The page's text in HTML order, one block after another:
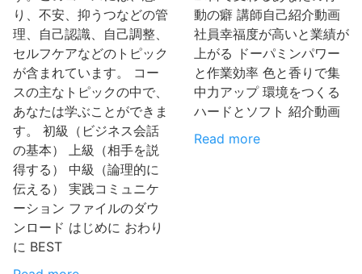
り、不安、抑うつなどの管
理、自己認識、自己調整、
セルフケアなどのトピック
が含まれています。 コー
スの主なトピックの中で、
あなたは学ぶことができま
す。 初級（ビジネス会話
の基本） 上級（相手を説
得する） 中級（論理的に
伝える） 実践コミュニケ
ーション ファイルのダウ
ンロード はじめに おわり
に BEST
動の癖 講師自己紹介動画
社員幸福度が高いと業績が
上がる ドーパミンパワー
と作業効率 色と香りで集
中力アップ 環境をつくる
ハードとソフト 紹介動画
Read more